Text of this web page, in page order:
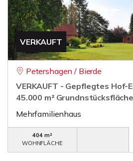
VERKAUFT
Petershagen / Bierde
VERKAUFT - Gepflegtes Hof-
45.000 m²
Mehrfamilienhaus
404 m²
WOHNFLÄCHE